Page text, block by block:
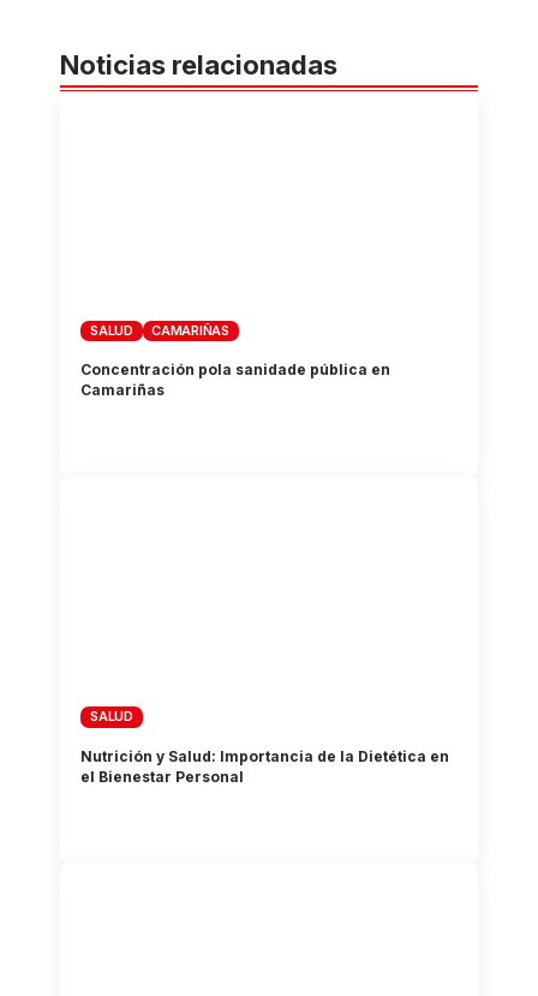
Noticias relacionadas
SALUD CAMARIÑAS
Concentración pola sanidade pública en
Camariñas
SALUD
Nutrición y Salud: Importancia de la Dietética en
el Bienestar Personal